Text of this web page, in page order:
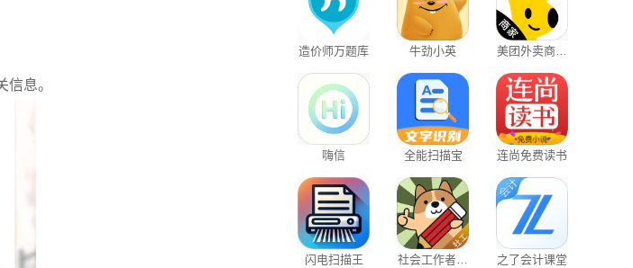
息。
造价师万题库 牛劲小英
美团外卖商家
客户端
嗨信 全能扫描宝 连尚免费读书
闪电扫描王 社会工作者练 之了会计课堂